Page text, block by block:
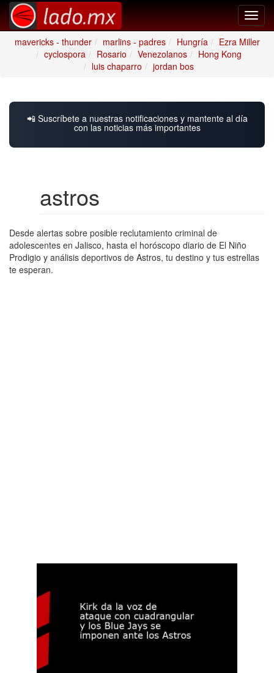
mavericks - thunder
marlins - padres Hungría
Ezra Miller
cyclospora
Rosario Venezolanos
Hong Kong
luis chaparro
jordan bos
📲 Suscríbete a nuestras notificaciones y mantente al día
con las noticias más importantes
astros
Desde alertas sobre posible reclutamiento criminal de
adolescentes en Jalisco, hasta el horóscopo diario de El Niño
Prodigio y análisis deportivos de Astros, tu destino y tus estrellas
te esperan.